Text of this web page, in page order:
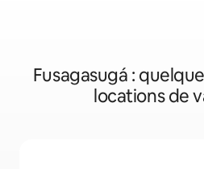
Fusagasugá :
locations de